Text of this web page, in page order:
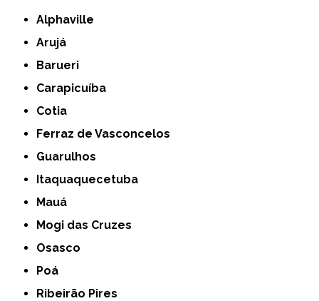
Alphaville
Arujá
Barueri
Carapicuíba
Cotia
Ferraz de Vasconcelos
Guarulhos
Itaquaquecetuba
Mauá
Mogi das Cruzes
Osasco
Poá
Ribeirão Pires